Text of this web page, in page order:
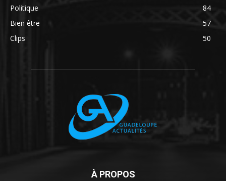
Politique
84
Bien être
57
Clips
50
À PROPOS